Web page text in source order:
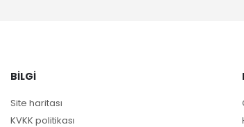
BILGI
Site haritası
KVKK politikası